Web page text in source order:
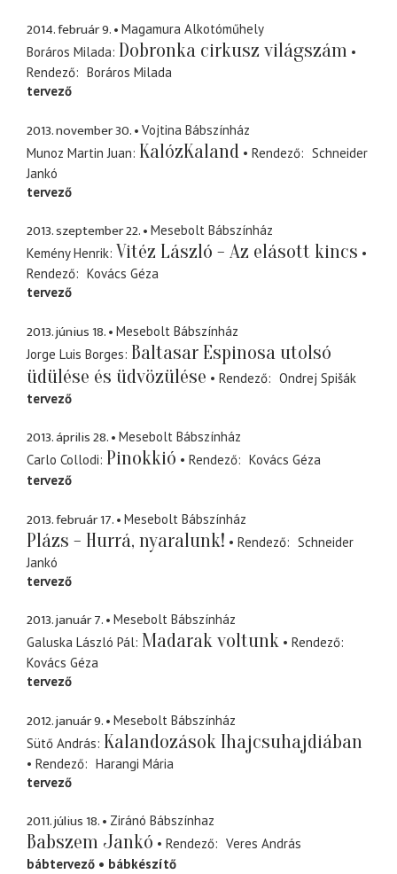
2014. február 9.
Magamura Alkotóműhely
Boráros Milada Dobronka cirkusz világszám
Rendező
Boráros Milada
tervező
2013. november 30.
Vojtina Bábszínház
Munoz Martin Juan KalózKaland Rendező
Schneider
Jankó
tervező
2013. szeptember 22.
Mesebolt Bábszínház
Kemény Henrik Vitéz László - Az elásott kincs
Rendező
Kovács Géza
tervező
2013. június 18.
Mesebolt Bábszínház
Jorge Luis Borges Baltasar Espinosa utolsó
üdülése és üdvözülése
Rendező
Ondrej Spišák
tervező
2013. április 28.
Mesebolt Bábszínház
Carlo Collodi Pinokkió Rendező
Kovács Géza
tervező
2013. február 17. Mesebolt Bábszínház
Plázs - Hurrá, nyaralunk! Rendező
Schneider
Jankó
tervező
2013. január 7.
Mesebolt Bábszínház
Galuska László Pál Madarak voltunk
Rendező
Kovács Géza
tervező
2012. január 9.
Mesebolt Bábszínház
Sütő András Kalandozások Ihajcsuhajdiában
Rendező
Harangi Mária
tervező
2011. július 18. Ziránó Bábszínhaz
Babszem Jankó Rendező
Veres András
bábtervező
bábkészítő